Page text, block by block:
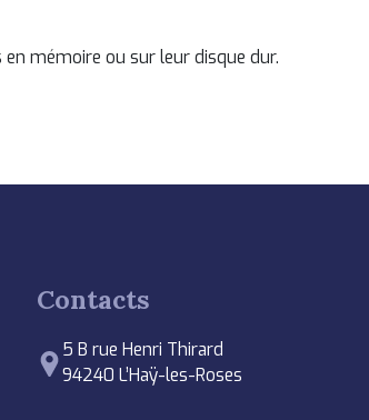
mémoire ou sur leur disque dur.
Contacts
5 B rue Henri Thirard
94240 L’Haÿ-les-Roses